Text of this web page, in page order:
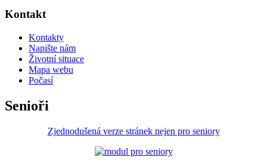
Kontakt
Kontakty
Napište nám
Životní situace
Mapa webu
Počasí
Senioři
Zjednodušená verze stránek nejen pro seniory